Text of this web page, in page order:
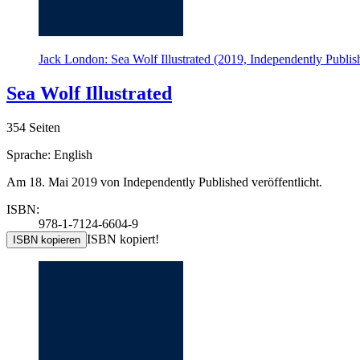
Jack London: Sea Wolf Illustrated (2019, Independently
Sea Wolf Illustrated
354 Seiten
Sprache: English
Am 18. Mai 2019 von Independently Published veröffentlicht.
ISBN:
978-1-7124-6604-9
ISBN kopieren ISBN kopiert!